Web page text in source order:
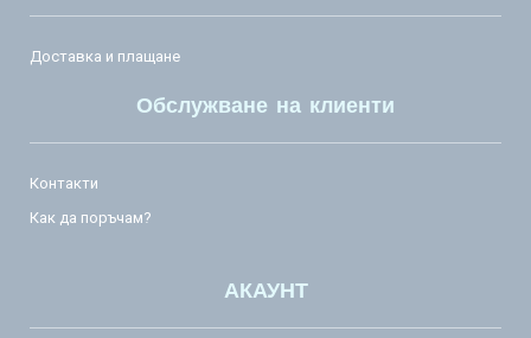
Доставка и плащане
Обслужване на клиенти
Контакти
Как да поръчам?
АКАУНТ